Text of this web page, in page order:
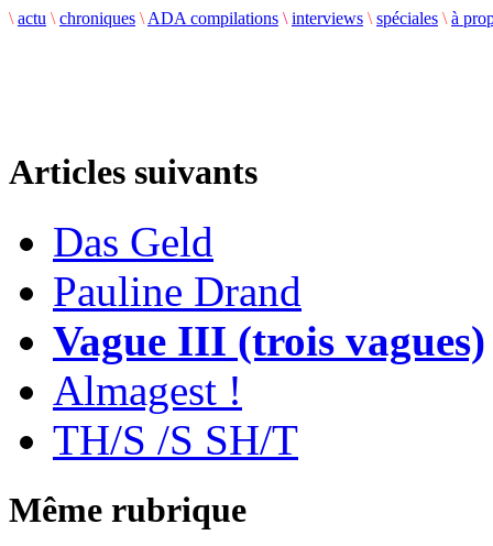
\ actu \ chroniques \ ADA compilations \ interviews \ spéciales \ à
Articles suivants
Das Geld
Pauline Drand
Vague III (trois vagues)
Almagest !
TH/S /S SH/T
Même rubrique